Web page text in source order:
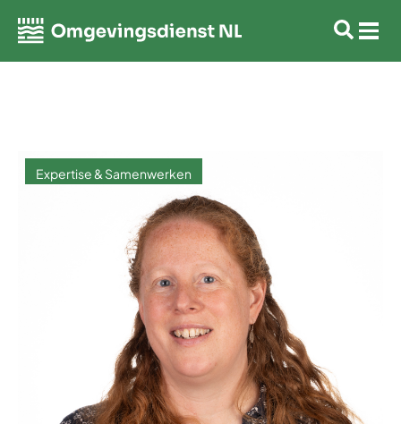
Expertise & Samenwerken